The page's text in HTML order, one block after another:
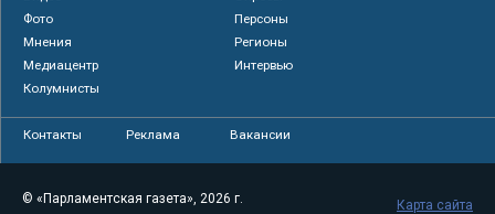
Фото
Персоны
Мнения
Регионы
Медиацентр
Интервью
Колумнисты
Контакты Реклама Вакансии
© «Парламентская газета», 2026 г.
Карта сайта